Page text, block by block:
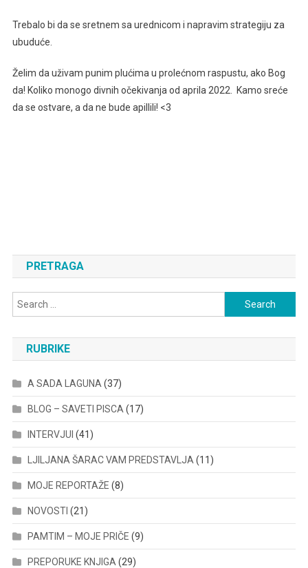
Trebalo bi da se sretnem sa urednicom i napravim strategiju za
ubuduće.
Želim da uživam punim plućima u prolećnom raspustu, ako Bog
da! Koliko monogo divnih očekivanja od aprila 2022. Kamo sreće
da se ostvare, a da ne bude apillili! <3
PRETRAGA
Search
for:
RUBRIKE
A SADA LAGUNA (37)
BLOG – SAVETI PISCA (17)
INTERVJUI (41)
LJILJANA ŠARAC VAM PREDSTAVLJA (11)
MOJE REPORTAŽE (8)
NOVOSTI (21)
PAMTIM – MOJE PRIČE (9)
PREPORUKE KNJIGA (29)